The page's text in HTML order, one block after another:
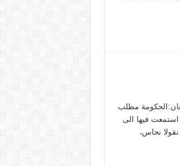
مطلب
استمعت فيها الى
نحاس،